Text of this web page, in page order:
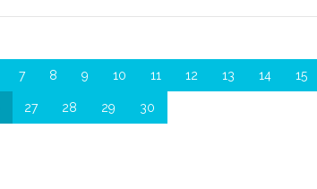
7 8 9 10 11 12 13 14 15
27 28 29 30